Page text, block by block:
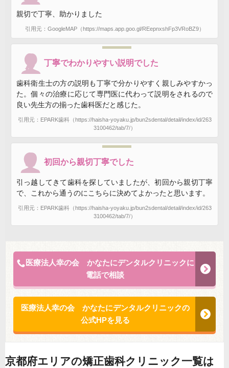
親切で丁寧、助かりました
引用元：GoogleMAP（https://maps.app.goo.gl/REepnxshFp3VRoBZ9）
丁寧でわかりやすい説明でした
歯科衛生士の方の説明も丁寧で分かりやすく親しみやすかっ
た。個々の治療に応じて専門医に代わって説明をされるので
良い先生方の揃った歯科医だと感じた。
引用元：EPARK歯科（https://haisha-yoyaku.jp/bun2sdental/detail/index/id/263
3100462/tab/7/）
初回から親切丁寧でした
引っ越してきて歯科を探していましたが、初回から親切丁寧
で、これから通うのにこちらに決めてよかったと思います。
引用元：EPARK歯科（https://haisha-yoyaku.jp/bun2sdental/detail/index/id/263
3100462/tab/7/）
医療法人幸の会 かなたにデンタルクリニックに
電話で相談
医療法人幸の会 かなたにデンタルクリニックの
公式HPを見る
京都府エリアの矯正歯科クリニック一覧は